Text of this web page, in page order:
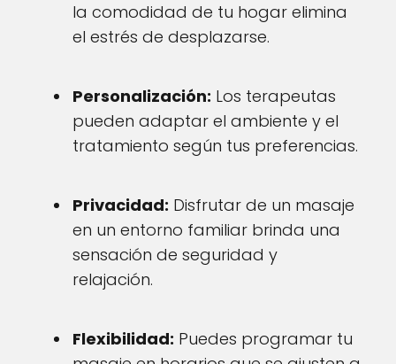
la comodidad de tu hogar elimina
el estrés de desplazarse.
Personalización: Los terapeutas
pueden adaptar el ambiente y el
tratamiento según tus preferencias.
Privacidad: Disfrutar de un masaje
en un entorno familiar brinda una
sensación de seguridad y
relajación.
Flexibilidad: Puedes programar tu